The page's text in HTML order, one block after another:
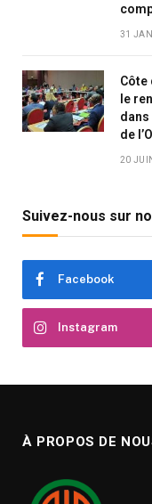
31
Côte
le
dans
de
20
Suivez-nous sur
Facebook
Instagram
À PROPOS DE